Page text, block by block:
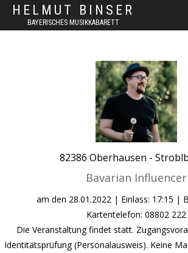
HELMUT BINSER
BAYERISCHES MUSIKKABARETT
82386 Oberhausen -
Bavarian Influencer
am den 28.01.2022 | Einlass: 17:15 |
Kartentelefon: 08802 222
Die Veranstaltung findet statt.
Identitätsprüfung (Personalausweis). Keine